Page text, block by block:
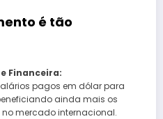
é tão
Financeira:
pagos em dólar para
ainda mais os
mercado internacional.